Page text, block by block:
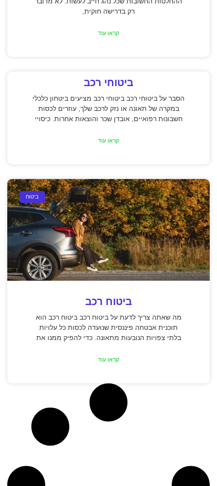
רק בדרישה חוקית,
קראו עוד
ביטוחי רכב
הסבר על ביטוחי רכב ביטוחי רכב מציעים ביטחון כלכלי
במקרה של תאונה או נזק לרכב שלך, עוזרים לכסות
חשבונות רפואיים, אובדן שכר והוצאות אחרות. כיסויי
קראו עוד
ביטוח
ביטוח רכב
מה שאתה צריך לדעת על ביטוח רכב ביטוח רכב הוא
תוכנית אבטחה פיננסית שנועדה לכסות כל עלויות
בלתי צפויות הנובעות מתאונה. כדי להפיק ממנו את
קראו עוד